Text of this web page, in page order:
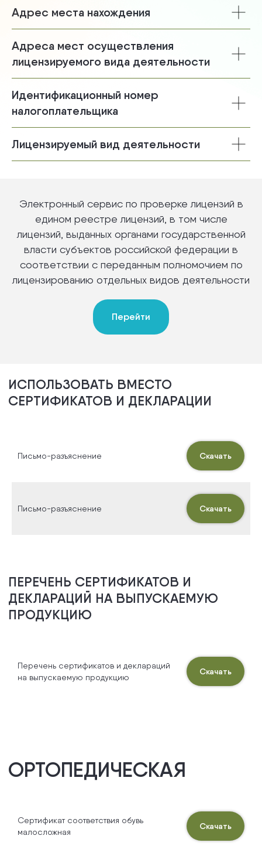
Адрес места нахождения
Адреса мест осуществления
лицензируемого вида деятельности
Идентификационный номер
налогоплательщика
Лицензируемый вид деятельности
Электронный сервис по проверке лицензий в
едином реестре лицензий, в том числе
лицензий, выданных органами государственной
власти субъектов российской федерации в
соответствии с переданным полномочием по
лицензированию отдельных видов деятельности
Перейти
ИСПОЛЬЗОВАТЬ ВМЕСТО
СЕРТИФИКАТОВ И ДЕКЛАРАЦИИ
Письмо-разъяснение Скачать
Письмо-разъяснение Скачать
ПЕРЕЧЕНЬ СЕРТИФИКАТОВ И
Перечень сертификатов и деклараций
на выпускаемую продукцию
Скачать
Сертификат соответствия обувь
малосложная
Скачать
СВОДНАЯ ВЕДОМОСТЬ СОУТ